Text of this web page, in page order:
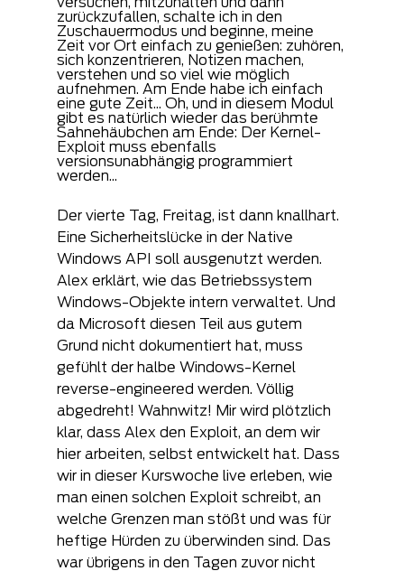
zurückzufallen, schalte ich in den
Zuschauermodus und beginne, meine
Zeit vor Ort einfach zu genießen: zuhören,
sich konzentrieren, Notizen machen,
verstehen und so viel wie möglich
aufnehmen. Am Ende habe ich einfach
eine gute Zeit... Oh, und in diesem Modul
gibt es natürlich wieder das berühmte
Sahnehäubchen am Ende: Der Kernel-
Exploit muss ebenfalls
versionsunabhängig programmiert
werden...
Der vierte Tag, Freitag, ist dann knallhart.
Eine Sicherheitslücke in der Native
Windows API soll ausgenutzt werden.
Alex erklärt, wie das Betriebssystem
Windows-Objekte intern verwaltet. Und
da Microsoft diesen Teil aus gutem
Grund nicht dokumentiert hat, muss
gefühlt der halbe Windows-Kernel
reverse-engineered werden. Völlig
abgedreht! Wahnwitz! Mir wird plötzlich
klar, dass Alex den Exploit, an dem wir
hier arbeiten, selbst entwickelt hat. Dass
wir in dieser Kurswoche live erleben, wie
man einen solchen Exploit schreibt, an
welche Grenzen man stößt und was für
heftige Hürden zu überwinden sind. Das
war übrigens in den Tagen zuvor nicht